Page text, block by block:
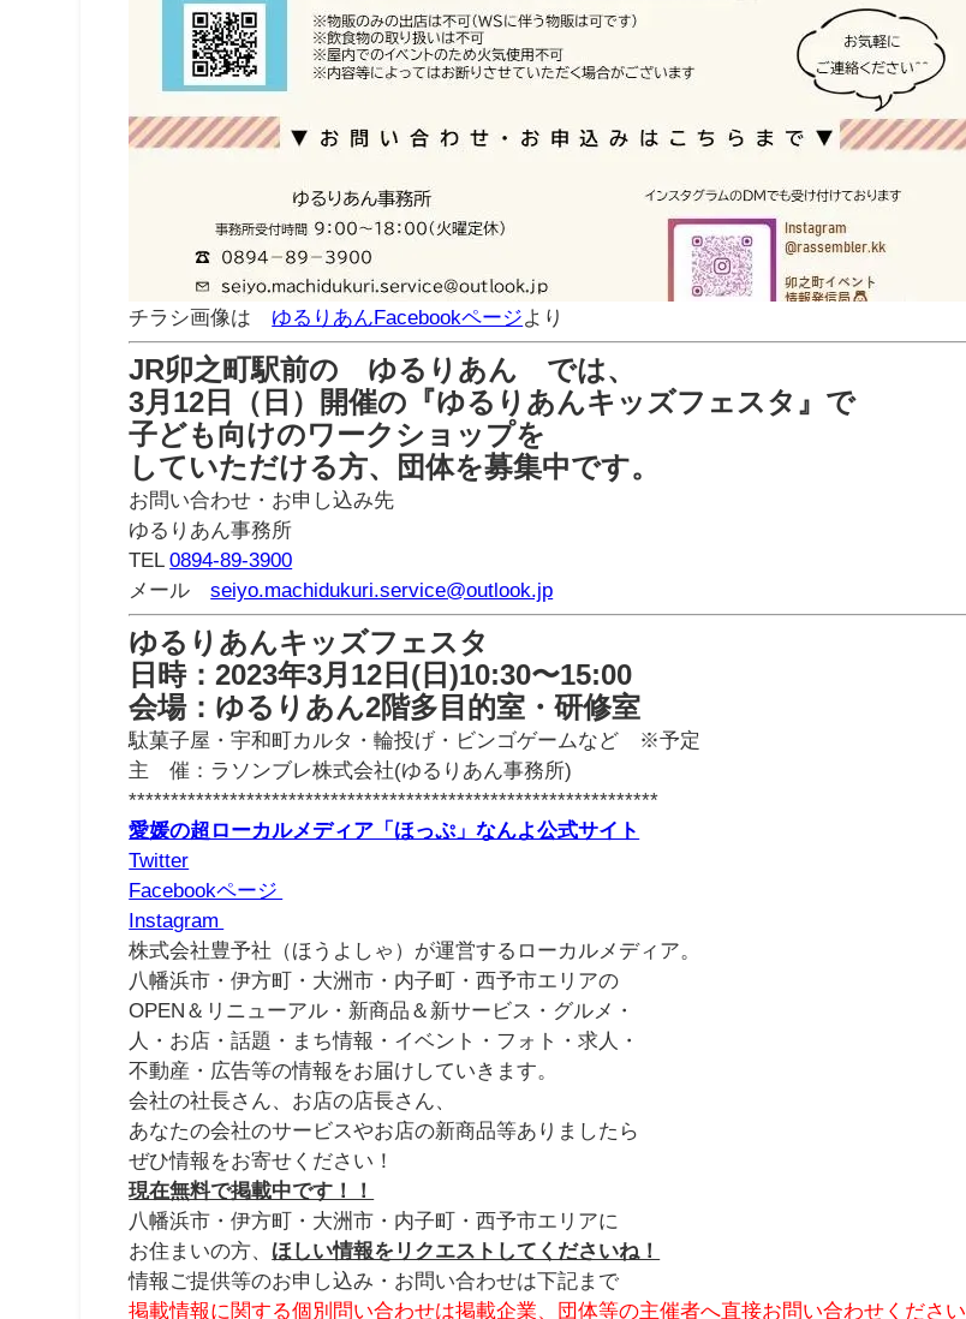
チラシ画像は ゆるりあんFacebookページ より
JR卯之町駅前の ゆるりあん では、
3月12日（日）開催の『ゆるりあんキッズフェスタ』で
子ども向けのワークショップを
していただける方、団体を募集中です。
お問い合わせ・お申し込み先
ゆるりあん事務所
TEL0894-89-3900
メールseiyo.machidukuri.service@outlook.jp
ゆるりあんキッズフェスタ
日時：2023年3月12日(日)10:30〜15:00
会場：ゆるりあん2階多目的室・研修室
駄菓子屋・宇和町カルタ・輪投げ・ビンゴゲームなど ※予定
主 催 ： ラソンブレ株式会社(ゆるりあん事務所)
***************************************************************
愛媛の超ローカルメディア「ほっぷ」なんよ公式サイト
Twitter
Facebookページ
Instagram
株式会社豊予社（ほうよしゃ）が運営するローカルメディア。
八幡浜市・伊方町・大洲市・内子町・西予市エリアの
OPEN＆リニューアル・新商品＆新サービス・グルメ・
人・お店・話題・まち情報・イベント・フォト・求人・
不動産・広告等の情報をお届けしていきます。
会社の社長さん、お店の店長さん、
あなたの会社のサービスやお店の新商品等ありましたら
ぜひ情報をお寄せください！
現在無料で掲載中です！！
八幡浜市・伊方町・大洲市・内子町・西予市エリアに
お住まいの方、 ほしい情報をリクエストしてくださいね！
情報ご提供等のお申し込み・お問い合わせは下記まで
掲載情報に関する個別問い合わせは掲載企業、団体等の主催者へ直接お問い合わせください